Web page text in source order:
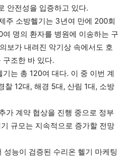
안전성을 입증하고 있다.
주 소방헬기는 3년여 만에 200회
명의 환자를 병원에 이송하는 구
보가 내려진 악기상 속에서도 호
구조한 바 있다.
는 총 120여 대다. 이 중 이번 계
찰 12대, 해경 5대, 산림 1대, 소방
가 계약 협상을 진행 중으로 정부
규모는 지속적으로 증가할 전망
성능이 검증된 수리온 헬기 마케팅